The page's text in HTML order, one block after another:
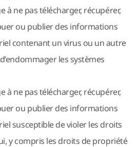
à ne pas télécharger, récupérer,
ou publier des informations
contenant un virus ou un autre
les systèmes
à ne pas télécharger, récupérer,
ou publier des informations
susceptible de violer les droits
y compris les droits de propriété